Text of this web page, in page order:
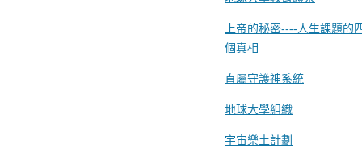
上帝的秘密----人生課題的
個真相
直屬守護神系統
地球大學組織
宇宙樂土計劃